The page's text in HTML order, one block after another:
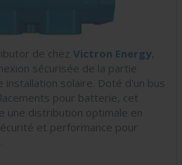
de chez Victron Energy,
sécurisée de la partie
installation solaire. Doté d'un bus
pour batterie, cet
une distribution optimale en
et performance pour